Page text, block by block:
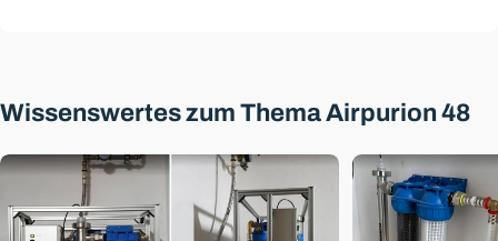
Wissenswertes zum Thema Airpurion 48
Eine Frage stellen
Beratung? Unser Experte ist werktags erreichbar.
Öffnungszeiten:Mo–Fr 08:00–16:00
+49 3641 327 9697
info@uvconcept.com